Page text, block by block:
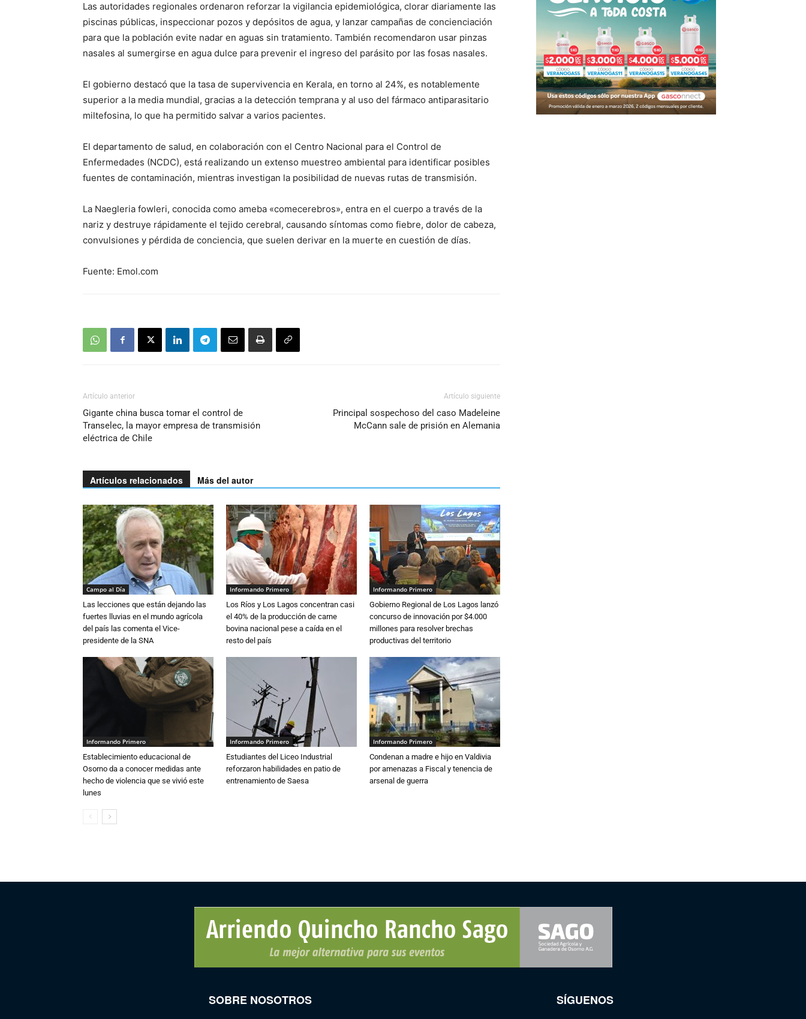
Las autoridades regionales ordenaron reforzar la vigilancia epidemiológica, clorar diariamente las
piscinas públicas, inspeccionar pozos y depósitos de agua, y lanzar campañas de concienciación
para que la población evite nadar en aguas sin tratamiento. También recomendaron usar pinzas
nasales al sumergirse en agua dulce para prevenir el ingreso del parásito por las fosas nasales.
El gobierno destacó que la tasa de supervivencia en Kerala, en torno al 24%, es notablemente
superior a la media mundial, gracias a la detección temprana y al uso del fármaco antiparasitario
miltefosina, lo que ha permitido salvar a varios pacientes.
El departamento de salud, en colaboración con el Centro Nacional para el Control de
Enfermedades (NCDC), está realizando un extenso muestreo ambiental para identificar posibles
fuentes de contaminación, mientras investigan la posibilidad de nuevas rutas de transmisión.
La Naegleria fowleri, conocida como ameba «comecerebros», entra en el cuerpo a través de la
nariz y destruye rápidamente el tejido cerebral, causando síntomas como fiebre, dolor de cabeza,
convulsiones y pérdida de conciencia, que suelen derivar en la muerte en cuestión de días.
Fuente: Emol.com
Artículo anterior
Gigante china busca tomar el control de
Transelec, la mayor empresa de transmisión
eléctrica de Chile
Artículo siguiente
Principal sospechoso del caso Madeleine
McCann sale de prisión en Alemania
Artículos relacionados Más del autor
Campo al Día
Las lecciones que están dejando las
fuertes lluvias en el mundo agrícola
del país las comenta el Vice-
presidente de la SNA
Informando Primero
Los Ríos y Los Lagos concentran casi
el 40% de la producción de carne
bovina nacional pese a caída en el
resto del país
Informando Primero
Gobierno Regional de Los Lagos lanzó
concurso de innovación por $4.000
millones para resolver brechas
productivas del territorio
Informando Primero
Establecimiento educacional de
Osorno da a conocer medidas ante
hecho de violencia que se vivió este
lunes
Informando Primero
Estudiantes del Liceo Industrial
reforzaron habilidades en patio de
entrenamiento de Saesa
Informando Primero
Condenan a madre e hijo en Valdivia
por amenazas a Fiscal y tenencia de
arsenal de guerra
SOBRE NOSOTROS SÍGUENOS